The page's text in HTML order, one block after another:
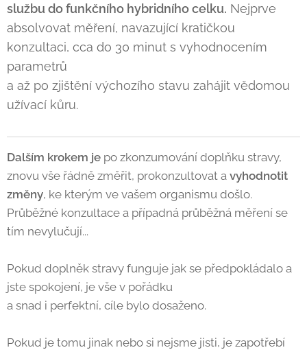
službu do funkčního hybridního celku. Nejprve
absolvovat měření, navazující kratičkou
konzultaci, cca do 30 minut s vyhodnocením
parametrů
a až po zjištění výchozího stavu zahájit vědomou
užívací kůru.
Dalším krokem je po zkonzumování doplňku stravy,
znovu vše řádně změřit, prokonzultovat a vyhodnotit
změny, ke kterým ve vašem organismu došlo.
Průběžné konzultace a případná průběžná měření se
tím nevylučují...
Pokud doplněk stravy funguje jak se předpokládalo a
jste spokojení, je vše v pořádku
a snad i perfektní, cíle bylo dosaženo.
Pokud je tomu jinak nebo si nejsme jisti, je zapotřebí